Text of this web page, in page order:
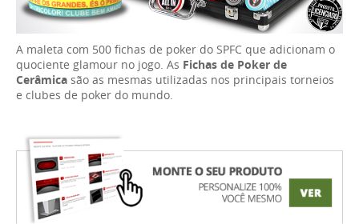
A maleta com 500 fichas de poker do SPFC que adicionam o
quociente glamour no jogo. As Fichas de Poker de
Cerâmica são as mesmas utilizadas nos principais torneios
e clubes de poker do mundo.